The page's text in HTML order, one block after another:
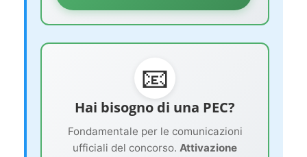
📧
Hai bisogno di una PEC?
Fondamentale per le comunicazioni
ufficiali del concorso. Attivazione